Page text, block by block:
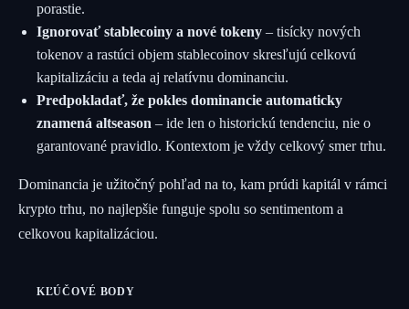
porastie.
Ignorovať stablecoiny a nové tokeny – tisícky nových
tokenov a rastúci objem stablecoinov skresľujú celkovú
kapitalizáciu a teda aj relatívnu dominanciu.
Predpokladať, že pokles dominancie automaticky
znamená altseason – ide len o historickú tendenciu, nie o
garantované pravidlo. Kontextom je vždy celkový smer trhu.
Dominancia je užitočný pohľad na to, kam prúdi kapitál v rámci
krypto trhu, no najlepšie funguje spolu so sentimentom a
celkovou kapitalizáciou.
KĽÚČOVÉ BODY